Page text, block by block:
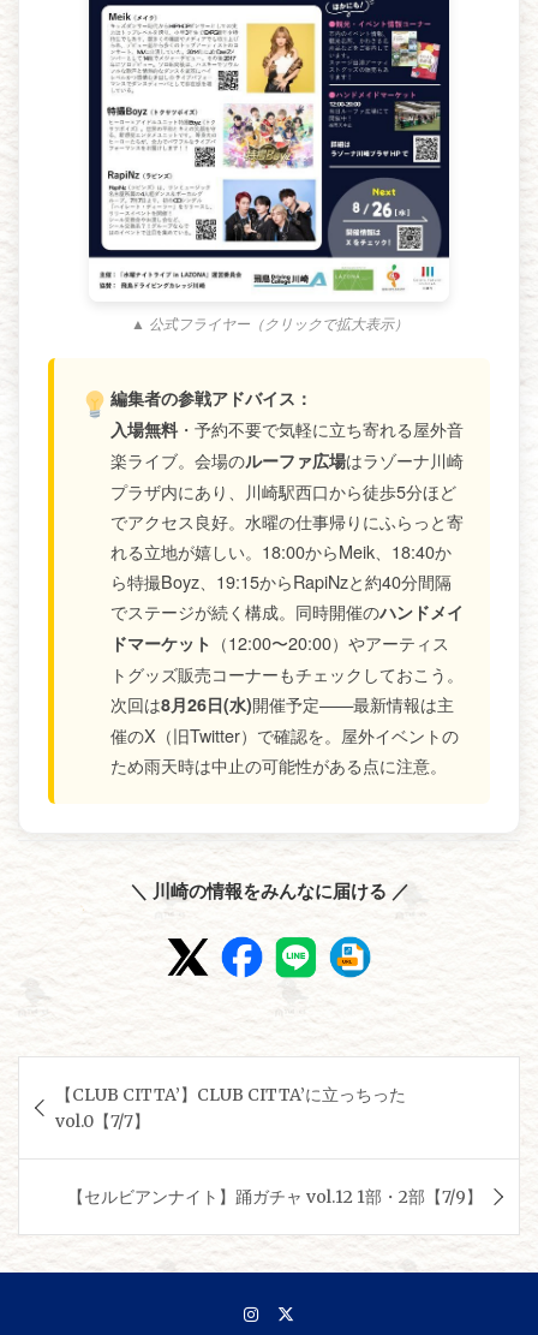
▲ 公式フライヤー（クリックで拡大表示）
編集者の参戦アドバイス：
入場無料・予約不要で気軽に立ち寄れる屋外音
楽ライブ。会場のルーファ広場はラゾーナ川崎
プラザ内にあり、川崎駅西口から徒歩5分ほど
でアクセス良好。水曜の仕事帰りにふらっと寄
れる立地が嬉しい。18:00からMeik、18:40か
ら特撮Boyz、19:15からRapiNzと約40分間隔
でステージが続く構成。同時開催のハンドメイ
ドマーケット （12:00〜20:00）やアーティス
トグッズ販売コーナーもチェックしておこう。
次回は8月26日(水)開催予定——最新情報は主
催のX（旧Twitter）で確認を。屋外イベントの
ため雨天時は中止の可能性がある点に注意。
＼ 川崎の情報をみんなに届ける ／
投
稿
ナ
ゲ
ー
【CLUB CITTA’】CLUB CITTA’に立っちった
vol.0【7/7】
【セルビアンナイト】踊ガチャ vol.12 1部・2部【7/9】